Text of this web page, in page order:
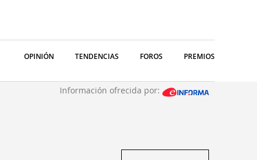
OPINIÓN TENDENCIAS FOROS PREMIOS
Información ofrecida por: